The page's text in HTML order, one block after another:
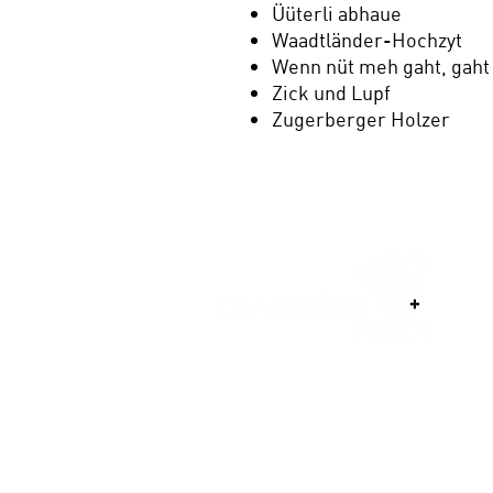
Üüterli abhaue
Waadtländer-Hochzyt
Wenn nüt meh gaht,
Zick und Lupf
Zugerberger Holzer